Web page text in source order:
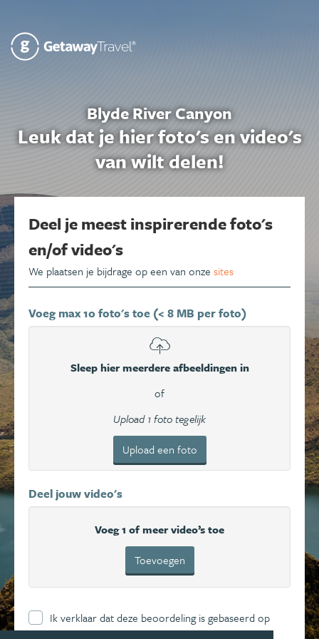
Blyde River Canyon
Leuk dat je hier foto's en video's
van wilt delen!
Deel je meest inspirerende foto's
en/of video's
We plaatsen je bijdrage op een van onze sites
Voeg max 10 foto's toe (< 8 MB per foto)
Sleep hier meerdere afbeeldingen in
of
Upload 1 foto tegelijk
Upload een foto
Deel jouw video's
Voeg 1 of meer video’s toe
Toevoegen
Ik verklaar dat deze beoordeling is gebaseerd op
mijn eigen ervaring en ga hierbij akkoord met de